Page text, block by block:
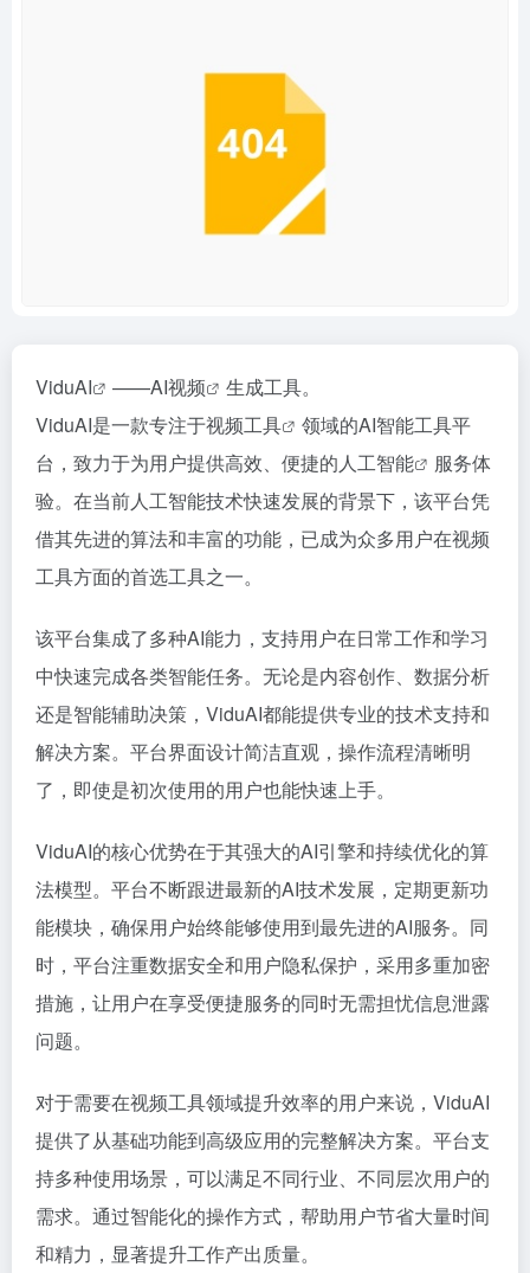
ViduAI ——AI视频
生成工具。
ViduAI是一款专注于视频工具
领域的AI智能工具平
台，致力于为用户提供高效、便捷的人工智能
服务体
验。在当前人工智能技术快速发展的背景下，该平台凭
借其先进的算法和丰富的功能，已成为众多用户在视频
工具方面的首选工具之一。
该平台集成了多种AI能力，支持用户在日常工作和学习
中快速完成各类智能任务。无论是内容创作、数据分析
还是智能辅助决策，ViduAI都能提供专业的技术支持和
解决方案。平台界面设计简洁直观，操作流程清晰明
了，即使是初次使用的用户也能快速上手。
ViduAI的核心优势在于其强大的AI引擎和持续优化的算
法模型。平台不断跟进最新的AI技术发展，定期更新功
能模块，确保用户始终能够使用到最先进的AI服务。同
时，平台注重数据安全和用户隐私保护，采用多重加密
措施，让用户在享受便捷服务的同时无需担忧信息泄露
问题。
对于需要在视频工具领域提升效率的用户来说，ViduAI
提供了从基础功能到高级应用的完整解决方案。平台支
持多种使用场景，可以满足不同行业、不同层次用户的
需求。通过智能化的操作方式，帮助用户节省大量时间
和精力，显著提升工作产出质量。